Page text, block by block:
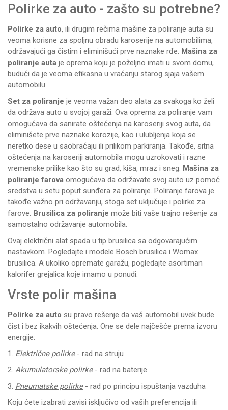
Polirke za auto - zašto su potrebne?
Polirke za auto, ili drugim rečima mašine za poliranje auta su
veoma korisne za spoljnu obradu karoserije na automobilima,
održavajući ga čistim i eliminišući prve naznake rđe. Mašina za
poliranje auta je oprema koju je poželjno imati u svom domu,
budući da je veoma efikasna u vraćanju starog sjaja vašem
automobilu.
Set za poliranje je veoma važan deo alata za svakoga ko želi
da održava auto u svojoj garaži. Ova oprema za poliranje vam
omogućava da sanirate oštećenja na karoseriji svog auta, da
eliminišete prve naznake korozije, kao i ulubljenja koja se
neretko dese u saobraćaju ili prilikom parkiranja. Takođe, sitna
oštećenja na karoseriji automobila mogu uzrokovati i razne
vremenske prilike kao što su grad, kiša, mraz i sneg. Mašina za
poliranje farova omogućava da održavate svoj auto uz pomoć
sredstva u setu poput sunđera za poliranje. Poliranje farova je
takođe važno pri održavanju, stoga set uključuje i polirke za
farove. Brusilica za poliranje može biti vaše trajno rešenje za
samostalno održavanje automobila.
Ovaj električni alat spada u tip brusilica sa odgovarajućim
nastavkom. Pogledajte i modele Bosch brusilica i Womax
brusilica. A ukoliko opremate garažu, pogledajte asortiman
kalorifer grejalica koje imamo u ponudi.
Vrste polir mašina
Polirke za auto su pravo rešenje da vaš automobil uvek bude
čist i bez ikakvih oštećenja. One se dele najčešće prema izvoru
energije:
1. Električne polirke- rad na struju
2. Akumulatorske polirke- rad na baterije
3. Pneumatske polirke- rad po principu ispuštanja vazduha
Koju ćete izabrati zavisi isključivo od vaših preferencija ili